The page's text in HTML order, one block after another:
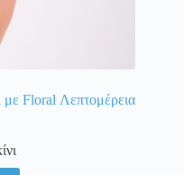
Floral Λεπτομέρεια